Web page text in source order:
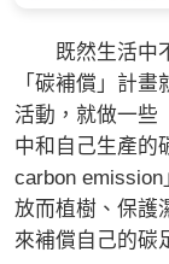
既然生活中不
「碳補償」計
活動，就做一些
中和自己生產的
carbon
放而植樹、保護
來補償自己的碳